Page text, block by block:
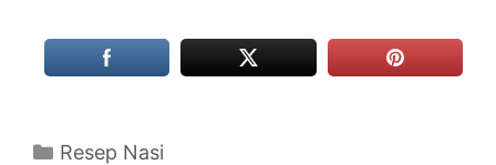
Categories
Resep Nasi